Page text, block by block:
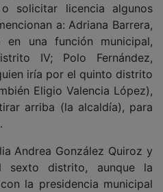
solicitar licencia algunos
a: Adriana Barrera,
en una función municipal,
IV; Polo Fernández,
iría por el quinto distrito
Eligio Valencia López),
arriba (la alcaldía), para
Andrea González Quiroz y
sexto distrito, aunque la
la presidencia municipal